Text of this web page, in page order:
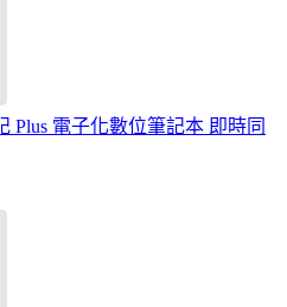
Plus 電子化數位筆記本 即時同